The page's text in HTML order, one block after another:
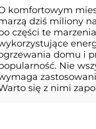
komfortowym
dziś miliony
części te
domu i
Nie
się z nimi